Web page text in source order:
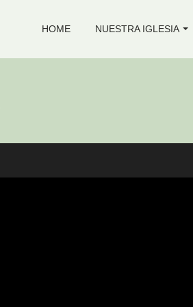
HOME NUESTRA IGLESIA